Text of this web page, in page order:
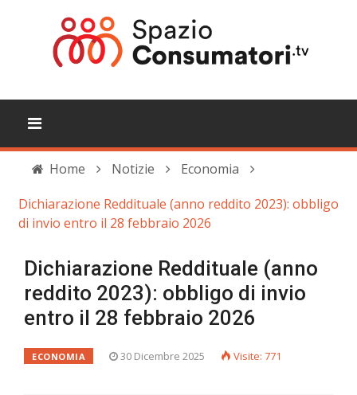
Home Notizie
Economia
Dichiarazione Reddituale (anno reddito 2023): obbligo
di invio entro il 28 febbraio 2026
Dichiarazione Reddituale (anno
reddito 2023): obbligo di invio
entro il 28 febbraio 2026
ECONOMIA 30 Dicembre 2025 Visite: 771